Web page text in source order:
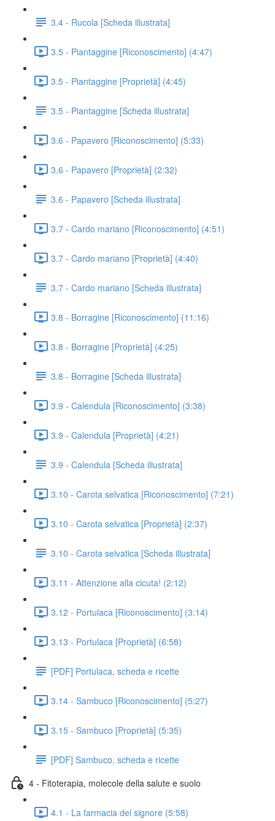
3.4 - Rucola [Scheda illustrata]
3.5 - Piantaggine [Riconoscimento] (4:47)
3.5 - Piantaggine [Proprietà] (4:45)
3.5 - Piantaggine [Scheda illustrata]
3.6 - Papavero [Riconoscimento] (5:33)
3.6 - Papavero [Proprietà] (2:32)
3.6 - Papavero [Scheda illustrata]
3.7 - Cardo mariano [Riconoscimento] (4:51)
3.7 - Cardo mariano [Proprietà] (4:40)
3.7 - Cardo mariano [Scheda illustrata]
3.8 - Borragine [Riconoscimento] (11:16)
3.8 - Borragine [Proprietà] (4:25)
3.8 - Borragine [Scheda illustrata]
3.9 - Calendula [Riconoscimento] (3:38)
3.9 - Calendula [Proprietà] (4:21)
3.9 - Calendula [Scheda illustrata]
3.10 - Carota selvatica [Riconoscimento] (7:21)
3.10 - Carota selvatica [Proprietà] (2:37)
3.10 - Carota selvatica [Scheda illustrata]
3.11 - Attenzione alla cicuta! (2:12)
3.12 - Portulaca [Riconoscimento] (3:14)
3.13 - Portulaca [Proprietà] (6:58)
[PDF] Portulaca, scheda e ricette
3.14 - Sambuco [Riconoscimento] (5:27)
3.15 - Sambuco [Proprietà] (5:35)
[PDF] Sambuco, scheda e ricette
4 - Fitoterapia, molecole della salute e suolo
4.1 - La farmacia del signore (5:58)